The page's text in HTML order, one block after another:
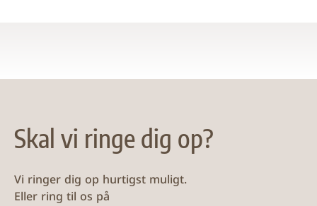
Skal vi ringe dig op?
Vi ringer dig op hurtigst muligt.
Eller ring til os på